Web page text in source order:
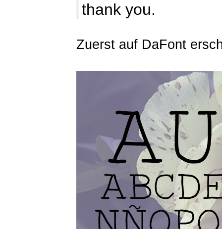
thank you.
Zuerst auf DaFont